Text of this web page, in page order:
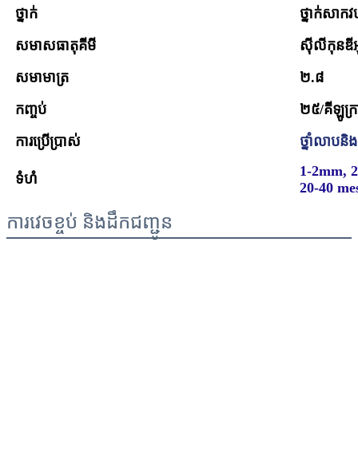
ថ្នាក់
ថ្នាក់សាកវ
សមាសធាតុគីមី
ស៊ីលីកុនឌី
សមាមាត្រ
២.៨
កញ្ចប់
២៥/គីឡូក្រ
ការប្រើប្រាស់
ថ្នាំលាបនិ
ទំហំ
1-2mm,
20-40
ការវេចខ្ចប់ និងដឹកជញ្ជូន